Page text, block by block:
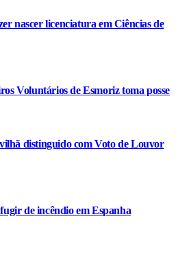
nascer licenciatura em Ciências de
Voluntários de Esmoriz toma posse
distinguido com Voto de Louvor
de incêndio em Espanha